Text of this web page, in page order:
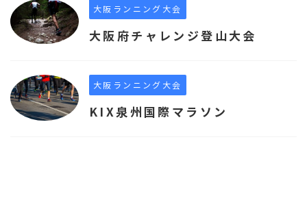
大阪ランニング大会
大阪府チャレンジ登山大会
大阪ランニング大会
KIX泉州国際マラソン